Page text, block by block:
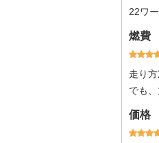
22ワ
燃費
走り
でも
価格